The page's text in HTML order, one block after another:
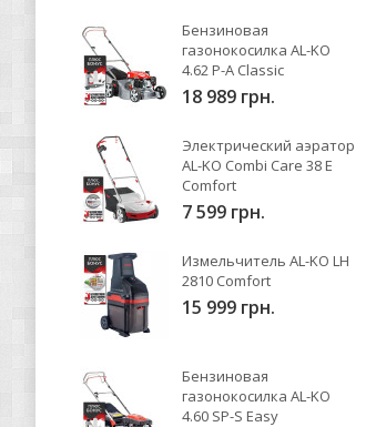
Бензиновая
газонокосилка AL-KO
4.62 P-A Classic
18 989 грн.
Электрический аэратор
AL-KO Combi Care 38 E
Comfort
7 599 грн.
Измельчитель AL-KO LH
2810 Comfort
15 999 грн.
Бензиновая
газонокосилка AL-KO
4.60 SP-S Easy